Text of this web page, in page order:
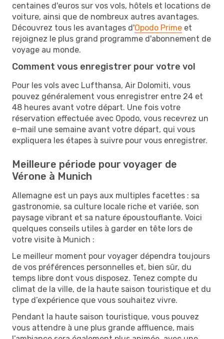
centaines d'euros sur vos vols, hôtels et locations de
voiture, ainsi que de nombreux autres avantages.
Découvrez tous les avantages d'Opodo Prime et
rejoignez le plus grand programme d'abonnement de
voyage au monde.
Comment vous enregistrer pour votre vol
Pour les vols avec Lufthansa, Air Dolomiti, vous
pouvez généralement vous enregistrer entre 24 et
48 heures avant votre départ. Une fois votre
réservation effectuée avec Opodo, vous recevrez un
e-mail une semaine avant votre départ, qui vous
expliquera les étapes à suivre pour vous enregistrer.
Meilleure période pour voyager de
Vérone à Munich
Allemagne est un pays aux multiples facettes : sa
gastronomie, sa culture locale riche et variée, son
paysage vibrant et sa nature époustouflante. Voici
quelques conseils utiles à garder en tête lors de
votre visite à Munich :
Le meilleur moment pour voyager dépendra toujours
de vos préférences personnelles et, bien sûr, du
temps libre dont vous disposez. Tenez compte du
climat de la ville, de la haute saison touristique et du
type d’expérience que vous souhaitez vivre.
Pendant la haute saison touristique, vous pouvez
vous attendre à une plus grande affluence, mais